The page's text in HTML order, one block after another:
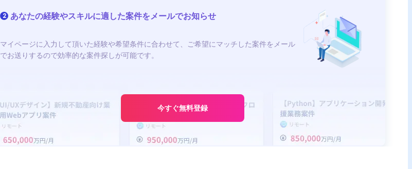
2 あなたの経験やスキルに適した案件をメールでお知らせ
マイページに入力して頂いた経験や希望条件に合わせて、ご希望にマッチした案件をメール
でお送りするので効率的な案件探しが可能です。
今すぐ無料登録